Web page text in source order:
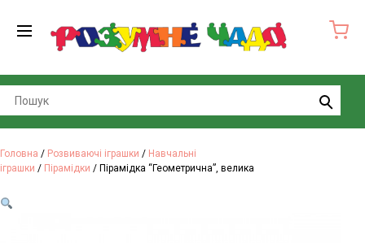
Головна / Розвиваючі іграшки / Навчальні
іграшки / Пірамідки / Пірамідка “Геометрична”, велика